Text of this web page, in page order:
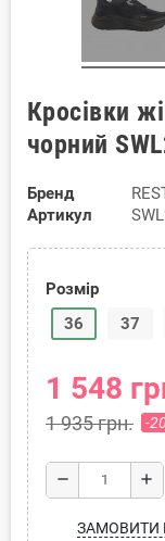
Кросівки
чорний
Бренд
Артикул
Розмір
36
37
1 548
1 935 грн. -
remove add
ЗАМОВИТИ